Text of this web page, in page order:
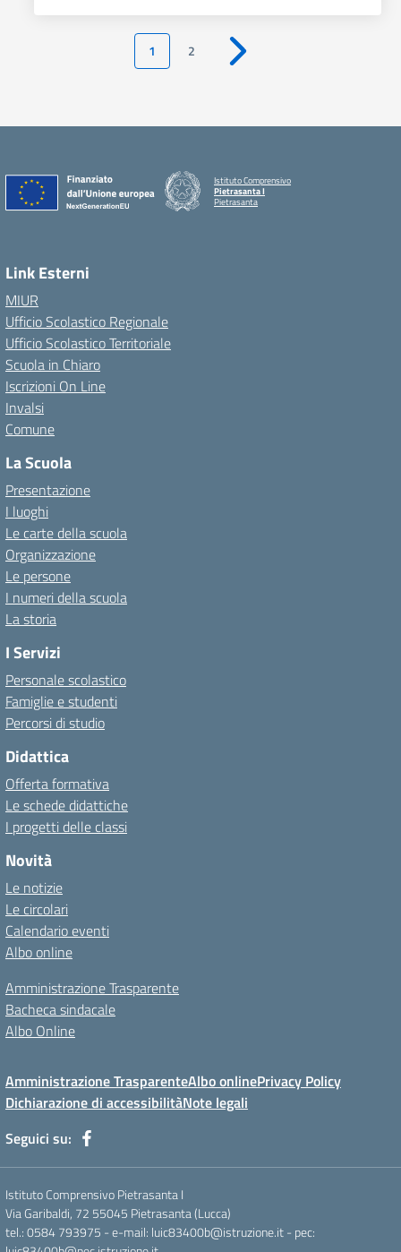
1 2 Pagina successiva
Istituto Comprensivo
Pietrasanta I
Pietrasanta
Link Esterni
MIUR
Ufficio Scolastico Regionale
Ufficio Scolastico Territoriale
Scuola in Chiaro
Iscrizioni On Line
Invalsi
Comune
La Scuola
Presentazione
I luoghi
Le carte della scuola
Organizzazione
Le persone
I numeri della scuola
La storia
I Servizi
Personale scolastico
Famiglie e studenti
Percorsi di studio
Didattica
Offerta formativa
Le schede didattiche
I progetti delle classi
Novità
Le notizie
Le circolari
Calendario eventi
Albo online
Amministrazione Trasparente
Bacheca sindacale
Albo Online
Amministrazione TrasparenteAlbo onlinePrivacy Policy
Dichiarazione di accessibilitàNote legali
Seguici su:
Istituto Comprensivo Pietrasanta I
Via Garibaldi, 72 55045 Pietrasanta (Lucca)
tel.: 0584 793975 - e-mail: luic83400b@istruzione.it - pec: